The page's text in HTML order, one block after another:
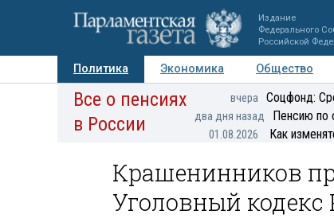
Издание
Федерального
Российской
Политика Экономика Общество
Авторы Персоны Мнения
Все о пенсиях
в России
вчера Соцфонд:
два дня назад Пенсию по
01.08.2026 Как
Крашенинников
Уголовный кодекс